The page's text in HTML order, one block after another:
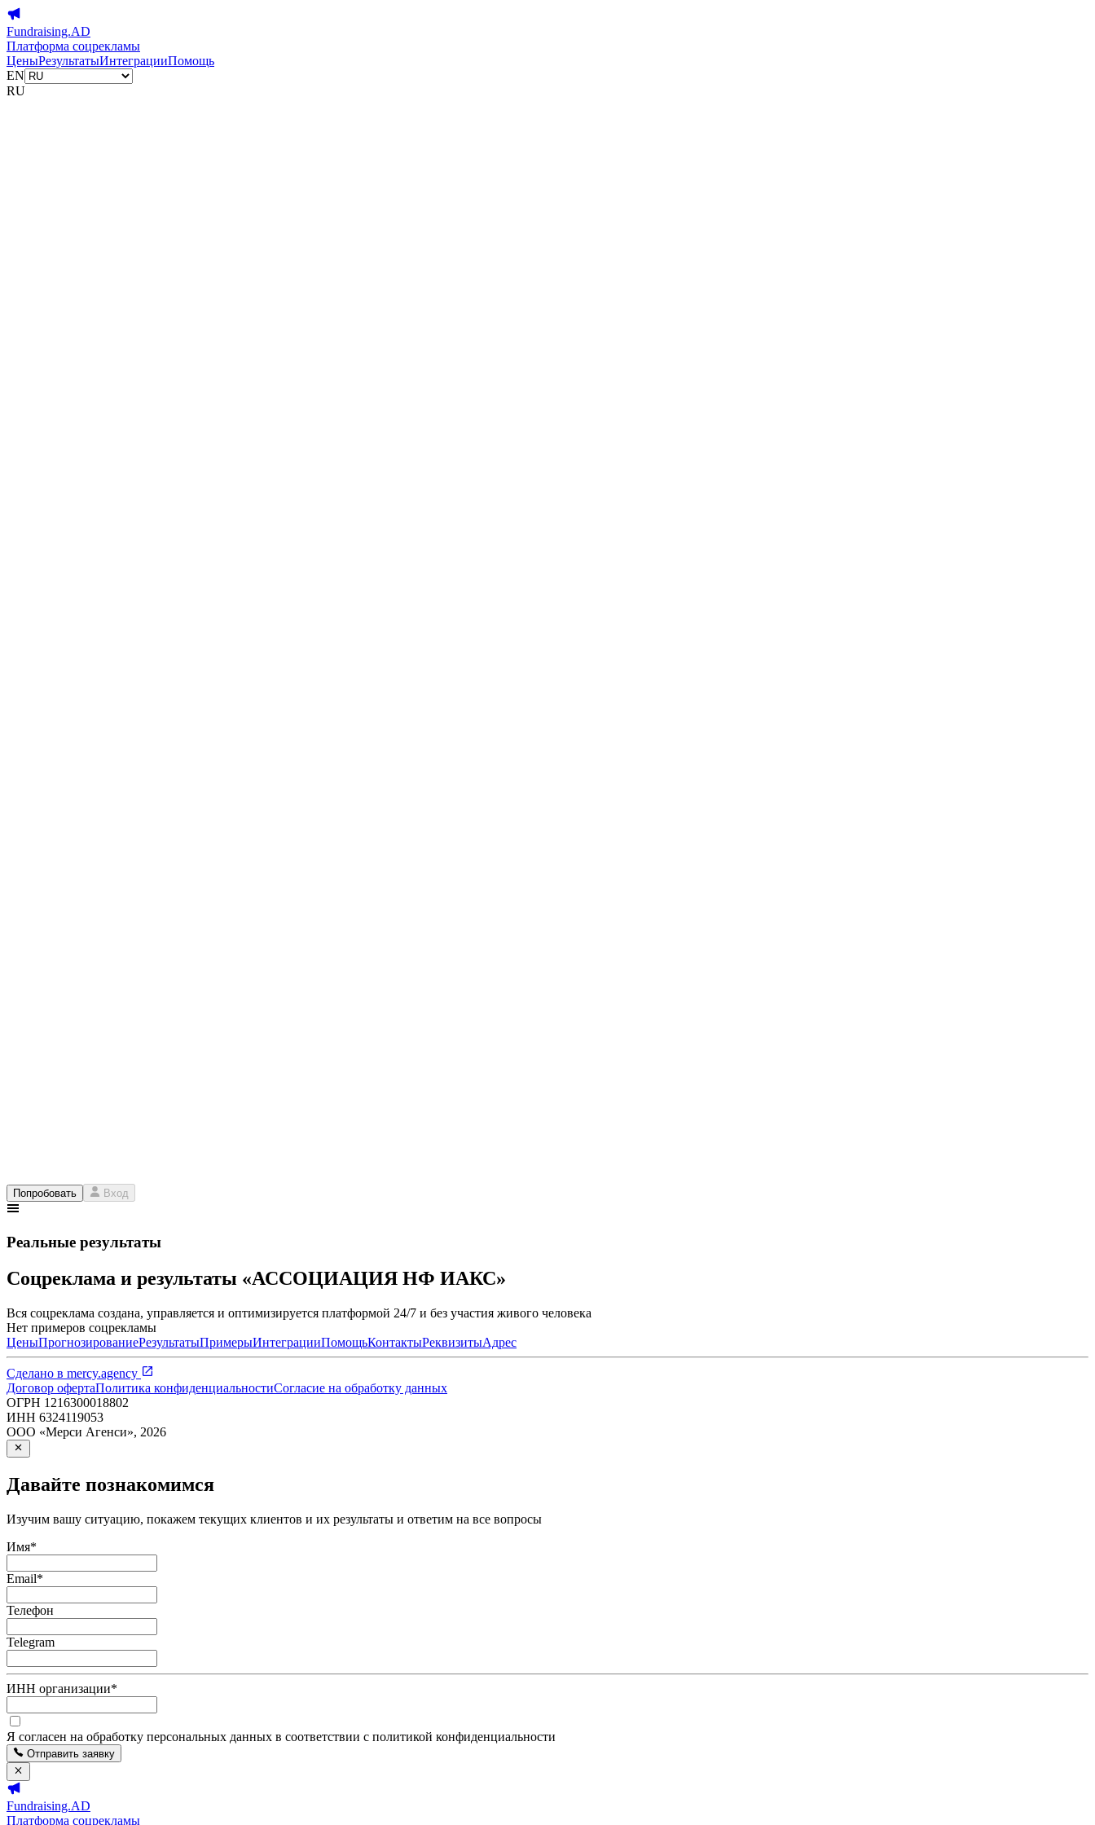
Fundraising.AD
Платформа соцрекламы
ЦеныРезультатыИнтеграцииПомощь
EN
RU
Попробовать Вход
Реальные результаты
Соцреклама и результаты «АССОЦИАЦИЯ НФ ИАКС»
Вся соцреклама создана, управляется и оптимизируется платформой 24/7 и без участия живого человека
Нет примеров соцрекламы
ЦеныПрогнозированиеРезультатыПримерыИнтеграцииПомощьКонтактыРеквизитыАдрес
Сделано в mercy.agency
Договор офертаПолитика конфиденциальностиСогласие на обработку данных
ОГРН 1216300018802
ИНН 6324119053
ООО «Мерси Агенси», 2026
Давайте познакомимся
Изучим вашу ситуацию, покажем текущих клиентов и их результаты и ответим на все вопросы
Имя*
Email*
Телефон
Telegram
ИНН организации*
Я согласен на обработку персональных данных в соответствии с политикой конфиденциальности
Отправить заявку
Fundraising.AD
Платформа соцрекламы